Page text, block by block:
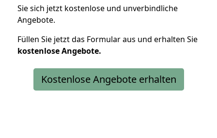
Sie sich jetzt kostenlose und unverbindliche
Angebote.
Füllen Sie jetzt das Formular aus und erhalten Sie
kostenloseAngebote.
Kostenlose Angebote erhalten